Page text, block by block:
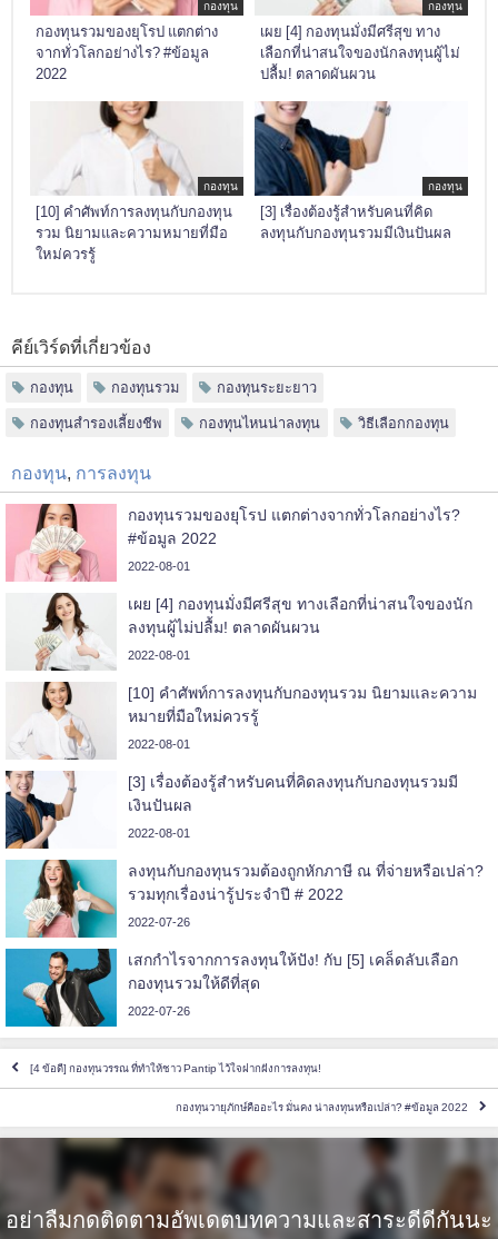
กองทุน
กองทุนรวมของยุโรป แตกต่าง
จากทั่วโลกอย่างไร? #ข้อมูล
2022
กองทุน
เผย [4] กองทุนมั่งมีศรีสุข ทาง
เลือกที่น่าสนใจของนักลงทุนผู้ไม่
ปลื้ม! ตลาดผันผวน
กองทุน
[10] คำศัพท์การลงทุนกับกองทุน
รวม นิยามและความหมายที่มือ
ใหม่ควรรู้
กองทุน
[3] เรื่องต้องรู้สำหรับคนที่คิด
ลงทุนกับกองทุนรวมมีเงินปันผล
คีย์เวิร์ดที่เกี่ยวข้อง
กองทุน กองทุนรวม กองทุนระยะยาว
กองทุนสำรองเลี้ยงชีพ กองทุนไหนน่าลงทุน วิธีเลือกกองทุน
กองทุน, การลงทุน
กองทุนรวมของยุโรป แตกต่างจากทั่วโลกอย่างไร?
#ข้อมูล 2022
2022-08-01
เผย [4] กองทุนมั่งมีศรีสุข ทางเลือกที่น่าสนใจของนัก
ลงทุนผู้ไม่ปลื้ม! ตลาดผันผวน
2022-08-01
[10] คำศัพท์การลงทุนกับกองทุนรวม นิยามและความ
หมายที่มือใหม่ควรรู้
2022-08-01
[3] เรื่องต้องรู้สำหรับคนที่คิดลงทุนกับกองทุนรวมมี
เงินปันผล
2022-08-01
ลงทุนกับกองทุนรวมต้องถูกหักภาษี ณ ที่จ่ายหรือเปล่า?
รวมทุกเรื่องน่ารู้ประจำปี # 2022
2022-07-26
เสกกำไรจากการลงทุนให้ปัง! กับ [5] เคล็ดลับเลือก
กองทุนรวมให้ดีที่สุด
2022-07-26
[4 ข้อดี] กองทุนวรรณ ที่ทำให้ชาว Pantip ไว้ใจฝากฝังการลงทุน!
กองทุนวายุภักษ์คืออะไร มั่นคง น่าลงทุนหรือเปล่า? #ข้อมูล 2022
อย่าลืมกดติดตามอัพเดตบทความและสาระดีดีกันนะ